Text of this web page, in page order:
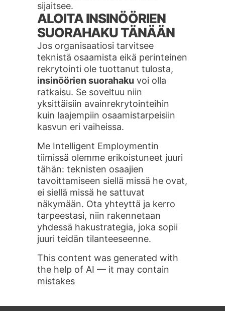
sijaitsee.
ALOITA INSINÖÖRIEN
SUORAHAKU TÄNÄÄN
Jos organisaatiosi tarvitsee
teknistä osaamista eikä perinteinen
rekrytointi ole tuottanut tulosta,
insinöörien suorahaku voi olla
ratkaisu. Se soveltuu niin
yksittäisiin avainrekrytointeihin
kuin laajempiin osaamistarpeisiin
kasvun eri vaiheissa.
Me Intelligent Employmentin
tiimissä olemme erikoistuneet juuri
tähän: teknisten osaajien
tavoittamiseen siellä missä he ovat,
ei siellä missä he sattuvat
näkymään. Ota yhteyttä ja kerro
tarpeestasi, niin rakennetaan
yhdessä hakustrategia, joka sopii
juuri teidän tilanteeseenne.
This content was generated with
the help of AI — it may contain
mistakes